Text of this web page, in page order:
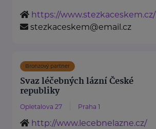
https://www.stezkaceskem.cz/
stezkaceskem@email.cz
Bronzový partner
Svaz léčebných lázní České
republiky
Opletalova 27 Praha 1
http://www.lecebnelazne.cz/